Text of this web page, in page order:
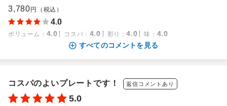
3,780 円（税込）
4.0
ボリューム ： 4.0 コスパ ： 4.0 彩り ：4.0 味 ： 4.0
すべてのコメントを見る
コスパのよいプレートです！ 返信コメントあり
5.0